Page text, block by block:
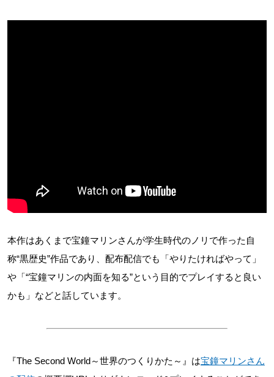
本作はあくまで宝鐘マリンさんが学生時代のノリで作った自
称“黒歴史”作品であり、配布配信でも「やりたければやって」
や「“宝鐘マリンの内面を知る”という目的でプレイすると良い
かも」などと話しています。
『The Second World～世界のつくりかた～』は宝鐘マリンさん